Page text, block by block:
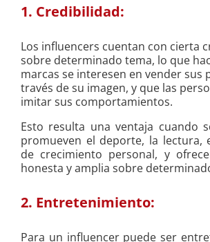
1. Credibilidad:
Los influencers cuentan con cierta
sobre determinado tema, lo que
marcas se interesen en vender sus
través de su imagen, y que las
imitar sus comportamientos.
Esto resulta una ventaja cuando
promueven el deporte, la lectura,
de crecimiento personal, y
honesta y amplia sobre
2. Entretenimiento:
Para un influencer puede ser